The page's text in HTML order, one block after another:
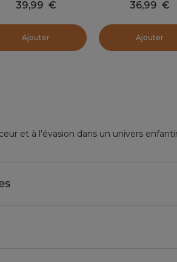
Multicolore
39,99 €
Ajouter
Multicolore
36,99 €
Ajouter
et à l'évasion dans un univers